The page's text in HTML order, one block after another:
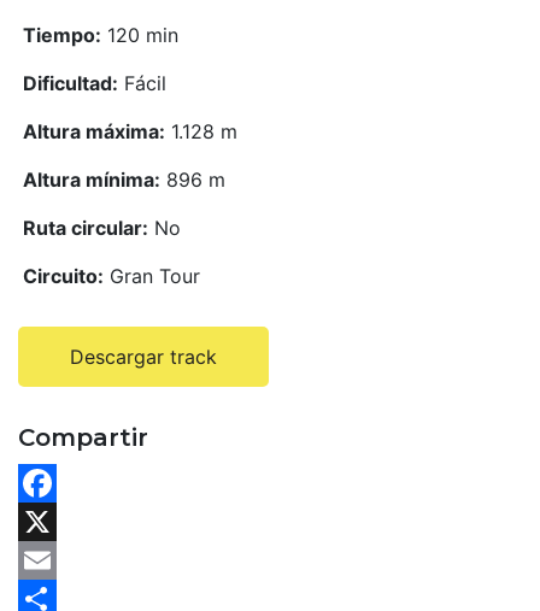
Tiempo: 120 min
Dificultad: Fácil
Altura máxima: 1.128 m
Altura mínima: 896 m
Ruta circular: No
Circuito: Gran Tour
Descargar track
Compartir
F
a
c
X
E